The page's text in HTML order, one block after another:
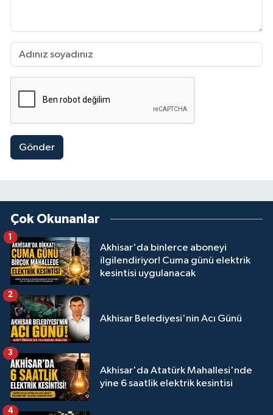
Gönder
Çok Okunanlar
Akhisar'da binlerce aboneyi
ilgilendiriyor! Cuma günü elektrik
kesintisi uygulanacak
1
Akhisar Belediyesi'nin Acı Günü
2
Akhisar'da Atatürk Mahallesi'nde
yine 6 saatlik elektrik kesintisi
3
4